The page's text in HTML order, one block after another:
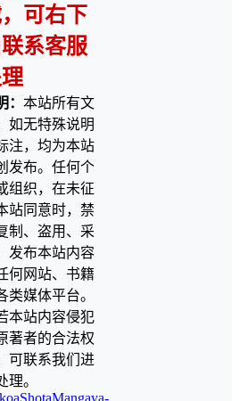
可右下
系客服
： 本站所有文
如无特殊说明
注，均为本站
发布。任何个
组织，在未征
站同意时，禁
制、盗用、采
发布本站内容
何网站、书籍
类媒体平台。
本站内容侵犯
著者的合法权
可联系我们进
理。
ShotaMangaya-